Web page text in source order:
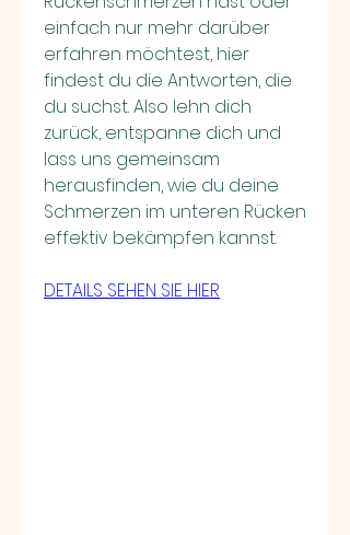
einfach nur mehr darüber
erfahren möchtest, hier
findest du die Antworten, die
du suchst. Also lehn dich
zurück, entspanne dich und
lass uns gemeinsam
herausfinden, wie du deine
Schmerzen im unteren Rücken
effektiv bekämpfen kannst.
DETAILS SEHEN SIE HIER